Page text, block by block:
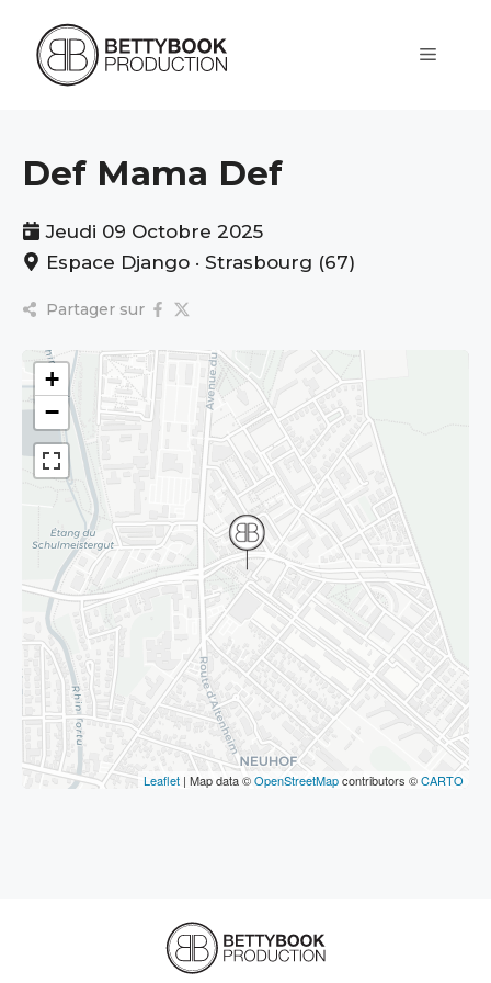
contenu
Def Mama Def
Jeudi 09 Octobre 2025
Espace Django · Strasbourg (67)
Partager sur
+
−
Leaflet | Map data ©OpenStreetMapcontributors ©CARTO